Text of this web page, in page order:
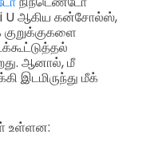
U ஆகிய கன்சோல்ஸ்,
ஆனால், மீ
இடமிருந்து மீக்
உள்ளன: